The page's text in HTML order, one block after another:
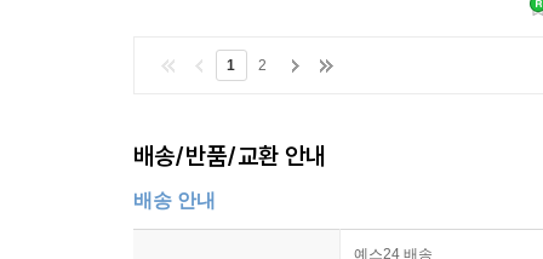
1 2
배송/반품/교환 안내
배송 안내
예스24 배송